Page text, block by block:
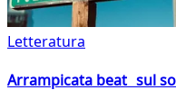
Letteratura
Arrampicata beat sul